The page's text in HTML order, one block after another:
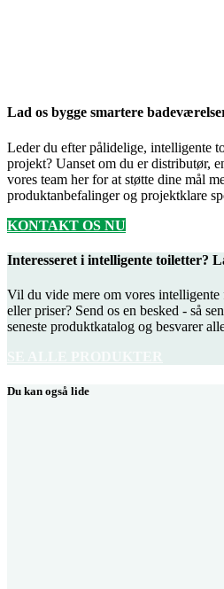
Lad os bygge smartere
Leder du efter pålidelige, intelligente
projekt? Uanset om du er distributør,
vores team her for at støtte dine mål
produktanbefalinger og projektklare
KONTAKT OS NU
Interesseret i intelligente toiletter?
Vil du vide mere om vores
eller priser? Send os en besked - så
seneste produktkatalog og besvarer
Du kan også lide